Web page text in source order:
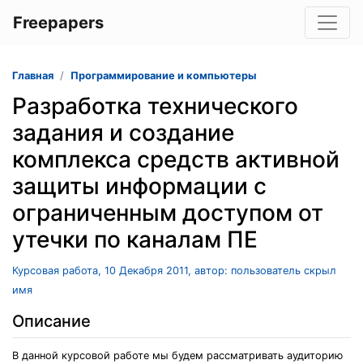
Freepapers
Главная Программирование и компьютеры
Разработка технического
задания и создание
комплекса средств активной
защиты информации с
ограниченным доступом от
утечки по каналам ПЕ
Курсовая работа, 10 Декабря 2011, автор: пользователь скрыл
имя
Описание
В данной курсовой работе мы будем рассматривать аудиторию